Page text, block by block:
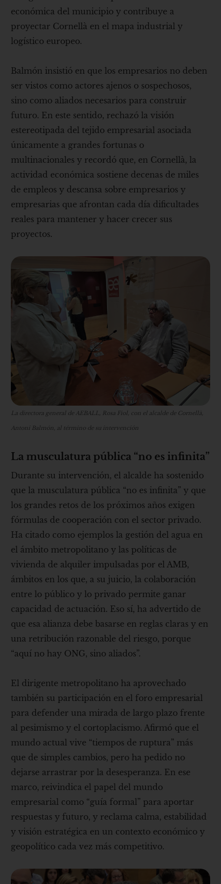
económica del municipio y contribuye a
proyectar Cornellà en el mapa industrial y
logístico europeo.
Balmón insistió en que los empresarios no deben
ser vistos como actores ajenos o sospechosos,
sino como aliados necesarios para construir
futuro. En este sentido, rechazó la visión
estereotipada del tejido empresarial asociada
únicamente a grandes fortunas o
multinacionales y recordó que, en Cornellà, la
actividad económica sostiene decenas de miles
de empleos y descansa sobre empresarios y
empresarias que afrontan cada día dificultades
reales para mantener y hacer crecer sus
proyectos.
La directora general de AEBALL, Rosa Fiol, con el alcalde de Cornellà,
Antoni Balmón, al término de su intervención
La musculatura pública “no es infinita”
Durante su intervención, el alcalde ha sostenido
que la musculatura pública “no es infinita” y que
los grandes retos de los próximos años exigen
fórmulas de cooperación con el sector privado.
Ha citado como ejemplos la gestión del agua en
el ámbito metropolitano y las políticas de
vivienda de alquiler impulsadas por el AMB,
ámbitos en los que, a su juicio, la colaboración
entre lo público y lo privado permite ganar
capacidad de actuación. Eso sí, ha advertido de
que esa alianza debe basarse en reglas claras y en
una retribución razonable del riesgo, porque
“aquí no hay ONG, sino aliados”.
El dirigente metropolitano ha aprovechado
también su participación en el foro empresarial
para defender una mirada de largo plazo frente
al pesimismo y el cortoplacismo. Afirmó que el
mundo actual vive “tiempos de ruptura” más
que de simples cambios, pero ha pedido no
dejarse arrastrar por la desesperanza. En ese
marco, reivindica el papel del mundo
empresarial como “guía formal” para aportar
respuestas y futuro, y reclama calma, estabilidad
y visión estratégica en un contexto económico y
geopolítico cada vez más competitivo.